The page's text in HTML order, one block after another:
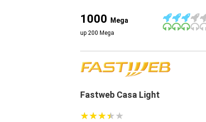
1000 Mega
up 200 Mega
Fastweb Casa Light
★★★★★
★★★★★